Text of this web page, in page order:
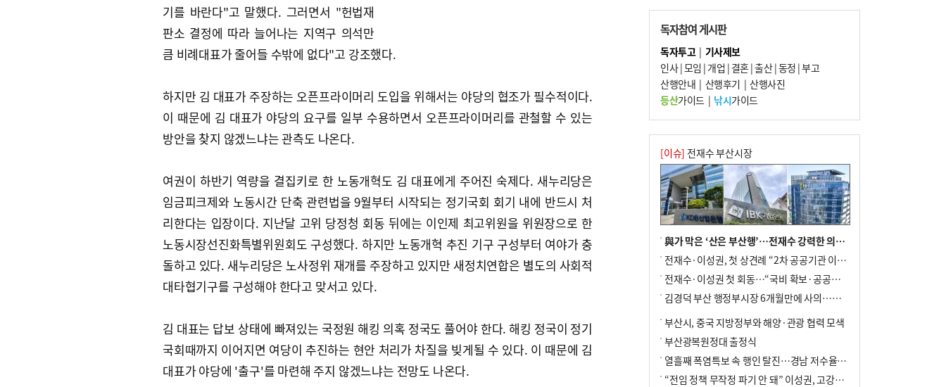
기를 바란다"고 말했다. 그러면서 "헌법재
판소 결정에 따라 늘어나는 지역구 의석만
큼 비례대표가 줄어들 수밖에 없다"고 강조했다.
하지만 김 대표가 주장하는 오픈프라이머리 도입을 위해서는 야당의 협조가 필수적이다.
이 때문에 김 대표가 야당의 요구를 일부 수용하면서 오픈프라이머리를 관철할 수 있는
방안을 찾지 않겠느냐는 관측도 나온다.
여권이 하반기 역량을 결집키로 한 노동개혁도 김 대표에게 주어진 숙제다. 새누리당은
임금피크제와 노동시간 단축 관련법을 9월부터 시작되는 정기국회 회기 내에 반드시 처
리한다는 입장이다. 지난달 고위 당정청 회동 뒤에는 이인제 최고위원을 위원장으로 한
노동시장선진화특별위원회도 구성했다. 하지만 노동개혁 추진 기구 구성부터 여야가 충
돌하고 있다. 새누리당은 노사정위 재개를 주장하고 있지만 새정치연합은 별도의 사회적
대타협기구를 구성해야 한다고 맞서고 있다.
김 대표는 답보 상태에 빠져있는 국정원 해킹 의혹 정국도 풀어야 한다. 해킹 정국이 정기
국회때까지 이어지면 여당이 추진하는 현안 처리가 차질을 빚게될 수 있다. 이 때문에 김
대표가 야당에 '출구'를 마련해 주지 않겠느냐는 전망도 나온다.
7
오늘의 날씨- 2026년 8월 7일
8
[사설] 해수부 신청사 북항으로 확정, 해양
수도 도약의 전환점
9
외국인 선원 ‘인신매매 경유지’ 된 부산…
우려가 현실로
10 르노 못 타는 부산시장…관용차 규정에 막
힌 지역기업 응원
독자참여 게시판
독자투고| 기사제보
인사|모임 | 개업 | 결혼|출산|동정 |부고
산행안내 | 산행후기 | 산행사진
등산가이드| 낚시가이드
[이슈] 전재수 부산시장
與가 막은 ‘산은 부산행’…전재수 강력한 의지 표명 없인 공염불
전재수·이성권, 첫 상견례 “2차 공공기관 이전 초당 협력”(종합)
전재수·이성권 첫 회동…“국비 확보·공공기관 이전 협력”
김경덕 부산 행정부시장 6개월만에 사의…후임 인선 촉각
부산시, 중국 지방정부와 해양·관광 협력 모색
부산광복원정대 출정식
열흘째 폭염특보 속 행인 탈진…경남 저수율 평년의 절반
“전임 정책 무작정 파기 안 돼” 이성권, 고강도 ‘전재수 견제’ 예고